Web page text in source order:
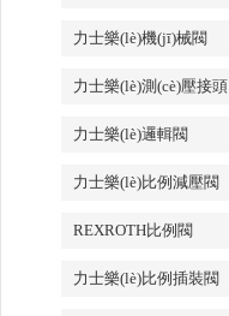
力士樂(lè)機(jī)械閥
力士樂(lè)測(cè)壓接頭
力士樂(lè)邏輯閥
力士樂(lè)比例減壓閥
REXROTH比例閥
力士樂(lè)比例插裝閥